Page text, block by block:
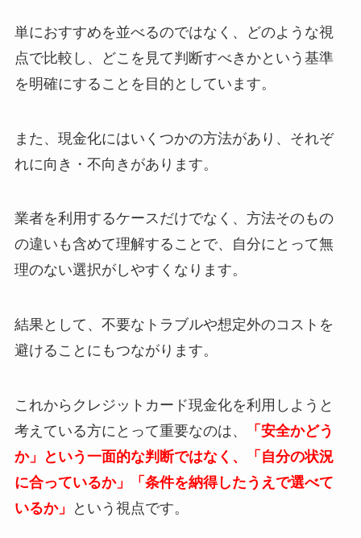
単におすすめを並べるのではなく、どのような視
点で比較し、どこを見て判断すべきかという基準
を明確にすることを目的としています。
また、現金化にはいくつかの方法があり、それぞ
れに向き・不向きがあります。
業者を利用するケースだけでなく、方法そのもの
の違いも含めて理解することで、自分にとって無
理のない選択がしやすくなります。
結果として、不要なトラブルや想定外のコストを
避けることにもつながります。
これからクレジットカード現金化を利用しようと
考えている方にとって重要なのは、
「安全かどう
か」という一面的な判断ではなく、「自分の状況
に合っているか」「条件を納得したうえで選べて
いるか」
という視点です。